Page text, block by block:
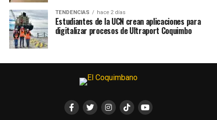
TENDENCIAS hace 2 días
Estudiantes de la UCN crean aplicaciones para
digitalizar procesos de Ultraport Coquimbo